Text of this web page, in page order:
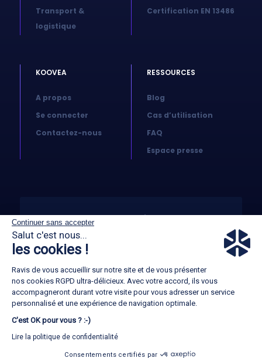
Continuer sans accepter
Salut c'est nous...
les cookies !
Ravis de vous accueillir sur notre site et de vous présenter
nos cookies RGPD ultra-délicieux. Avec votre accord, ils vous
accompagneront durant votre visite pour vous adresser un service
personnalisé et une expérience de navigation optimale.
C'est OK pour vous ? :-)
Lire la politique de confidentialité
Consentements certifiés par
Transport &
logistique
Certification EN 13486
KOOVEA
A propos
Se connecter
Contactez-nous
RESSOURCES
Blog
Cas d’utilisation
FAQ
Espace presse
© 2026 Koovea. All right reserved
GTC
Mentions légales